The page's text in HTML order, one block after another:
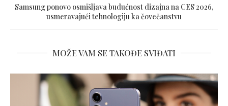
Samsung ponovo osmišljava budućnost dizajna na CES 2026,
usmeravajući tehnologiju ka čovečanstvu
MOŽE VAM SE TAKOĐE SVIĐATI